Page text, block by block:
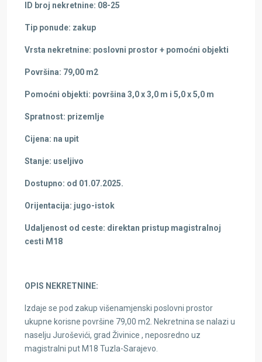
ID broj nekretnine: 08-25
Tip ponude: zakup
Vrsta nekretnine: poslovni prostor + pomoćni objekti
Površina: 79,00 m2
Pomoćni objekti: površina 3,0 x 3,0 m i 5,0 x 5,0 m
Spratnost: prizemlje
Cijena: na upit
Stanje: useljivo
Dostupno: od 01.07.2025.
Orijentacija: jugo-istok
Udaljenost od ceste: direktan pristup magistralnoj
cesti M18
OPIS NEKRETNINE:
Izdaje se pod zakup višenamjenski poslovni prostor
ukupne korisne površine 79,00 m2. Nekretnina se nalazi u
naselju Juroševići, grad Živinice , neposredno uz
magistralni put M18 Tuzla-Sarajevo.